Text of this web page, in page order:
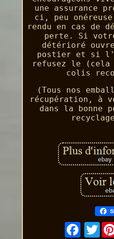
une assurance
ci, peu
rendu en cas de
perte. Si
détérioré
postier et si
refusez le (cela
colis
(Tous nos
récupération, à
dans la bonne